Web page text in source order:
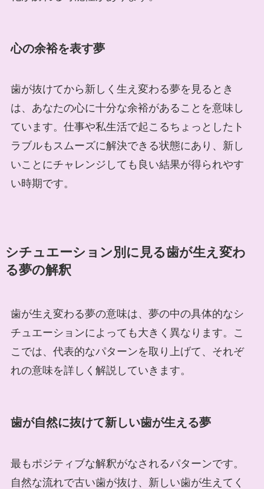
心の余裕を表す夢
歯が抜けてから新しく生え変わる夢を見るとき
は、あなたの心に十分な余裕があることを意味し
ています。仕事や私生活で起こるちょっとしたト
ラブルもスムーズに解決できる状態にあり、新し
いことにチャレンジしても良い結果が得られやす
い時期です。
シチュエーション別に見る歯が生え変わ
る夢の解釈
歯が生え変わる夢の意味は、夢の中の具体的なシ
チュエーションによっても大きく異なります。こ
こでは、代表的なパターンを取り上げて、それぞ
れの意味を詳しく解説していきます。
歯が自然に抜けて新しい歯が生える夢
最もポジティブな解釈がなされるパターンです。
自然な流れで古い歯が抜け、新しい歯が生えてく